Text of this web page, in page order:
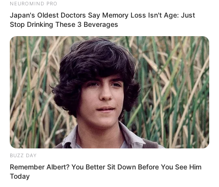
NEUROMIND PRO
Japan's Oldest Doctors Say Memory Loss Isn't Age: Just
Stop Drinking These 3 Beverages
BUZZ DAY
Remember Albert? You Better Sit Down Before You See Him
Today